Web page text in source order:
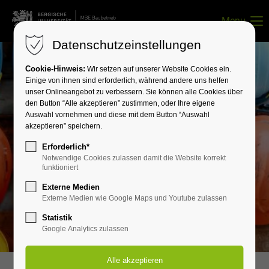
Menu
Datenschutzeinstellungen
Cookie-Hinweis: Wir setzen auf unserer Website Cookies ein.
Einige von ihnen sind erforderlich, während andere uns helfen
unser Onlineangebot zu verbessern. Sie können alle Cookies über
den Button “Alle akzeptieren” zustimmen, oder Ihre eigene
Auswahl vornehmen und diese mit dem Button “Auswahl
akzeptieren” speichern.
Erforderlich*
Notwendige Cookies zulassen damit die Website korrekt
funktioniert
Externe Medien
Externe Medien wie Google Maps und Youtube zulassen
Statistik
Google Analytics zulassen